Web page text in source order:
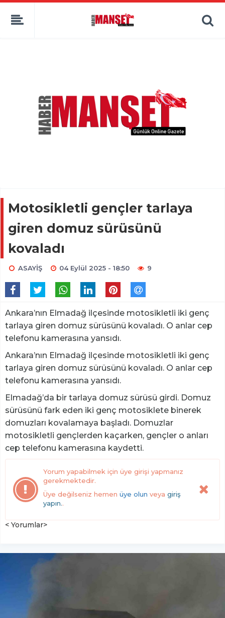
Motosikletli gençler tarlaya
giren domuz sürüsünü
kovaladı
ASAYİŞ 04 Eylül 2025 - 18:50 9
Ankara’nın Elmadağ ilçesinde motosikletli iki genç
tarlaya giren domuz sürüsünü kovaladı. O anlar cep
telefonu kamerasına yansıdı.
Ankara’nın Elmadağ ilçesinde motosikletli iki genç
tarlaya giren domuz sürüsünü kovaladı. O anlar cep
telefonu kamerasına yansıdı.
Elmadağ’da bir tarlaya domuz sürüsü girdi. Domuz
sürüsünü fark eden iki genç motosiklete binerek
domuzları kovalamaya başladı. Domuzlar
motosikletli gençlerden kaçarken, gençler o anları
cep telefonu kamerasına kaydetti.
Yorum yapabilmek için üye girişi yapmanız
gerekmektedir.
Üye değilseniz hemen üye olun veya giriş
yapın..
< Yorumlar>